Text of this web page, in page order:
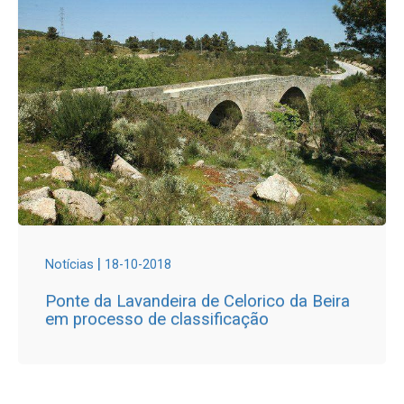
Notícias | 18-10-2018
Ponte da Lavandeira de Celorico da Beira
em processo de classificação